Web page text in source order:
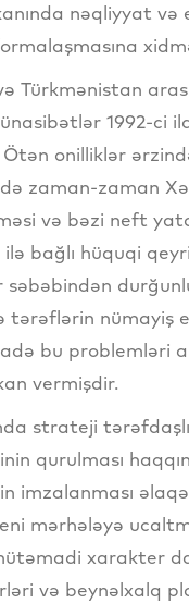
nəqliyyat və
Türkmənistan
1992-ci
onilliklər
zaman-zaman
və bəzi neft
bağlı hüquqi
səbəbindən
tərəflərin nümayiş
bu problemləri
vermişdir.
strateji
qurulması
imzalanması
mərhələyə
xarakter
və beynəlxalq